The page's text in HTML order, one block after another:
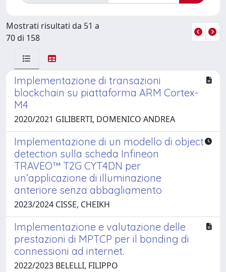
Mostrati risultati da 51 a
70 di 158
Implementazione di transazioni
blockchain su piattaforma ARM Cortex-
M4
2020/2021 GILIBERTI, DOMENICO ANDREA
Implementazione di un modello di object
detection sulla scheda Infineon
TRAVEO™ T2G CYT4DN per
un’applicazione di illuminazione
anteriore senza abbagliamento
2023/2024 CISSE, CHEIKH
Implementazione e valutazione delle
prestazioni di MPTCP per il bonding di
connessioni ad internet.
2022/2023 BELELLI, FILIPPO